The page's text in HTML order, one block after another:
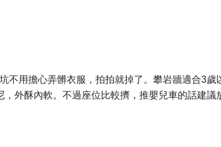
不用擔心弄髒衣服，拍拍就掉了。攀岩牆適合3歲
，外酥內軟。不過座位比較擠，推嬰兒車的話建議